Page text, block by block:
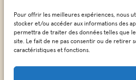
Pour offrir les meilleures expériences, nous
stocker et/ou accéder aux informations des
permettra de traiter des données telles que
site. Le fait de ne pas consentir ou de retirer
caractéristiques et fonctions.